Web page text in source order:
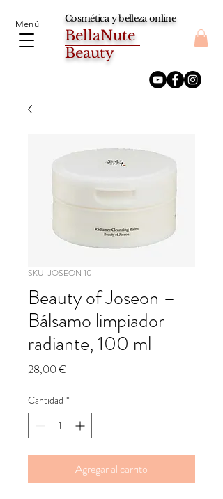
Menú Cosmética y belleza online
BellaNute
Beauty
SKU: JOSEON 10
Beauty of Joseon –
Bálsamo limpiador
radiante, 100 ml
28,00 €
Cantidad *
Agregar al carrito